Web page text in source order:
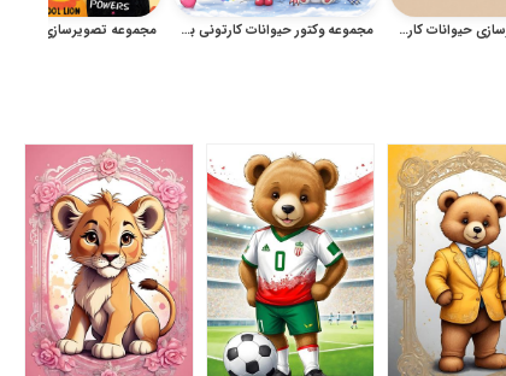
مجموعه تصویرسازی حیوانات کارتونی بامزه برای کودک و استیکر مجموعه وکتور حیوانات کارتونی بامزه و فانتزی کودکانه